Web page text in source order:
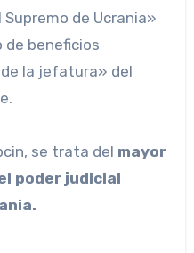
de Ucrania»
de beneficios
la jefatura» del
se trata del mayor
poder judicial